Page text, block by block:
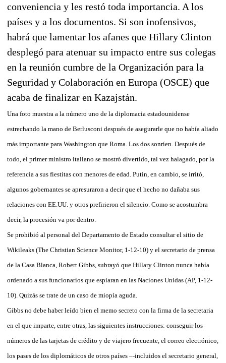
conveniencia y les restó toda importancia. A los
países y a los documentos. Si son inofensivos,
habrá que lamentar los afanes que Hillary Clinton
desplegó para atenuar su impacto entre sus colegas
en la reunión cumbre de la Organización para la
Seguridad y Colaboración en Europa (OSCE) que
acaba de finalizar en Kazajstán.
Una foto muestra a la número uno de la diplomacia estadounidense
estrechando la mano de Berlusconi después de asegurarle que no había aliado
más importante para Washington que Roma. Los dos sonríen. Después de
todo, el primer ministro italiano se mostró divertido, tal vez halagado, por la
referencia a sus fiestitas con menores de edad. Putin, en cambio, se irritó,
algunos gobernantes se apresuraron a decir que el hecho no dañaba sus
relaciones con EE.UU. y otros prefirieron el silencio. Como se acostumbra
decir, la procesión va por dentro.
Se prohibió al personal del Departamento de Estado consultar el sitio de
Wikileaks (The Christian Science Monitor, 1-12-10) y el secretario de prensa
de la Casa Blanca, Robert Gibbs, subrayó que Hillary Clinton nunca había
ordenado a sus funcionarios que espiaran en las Naciones Unidas (AP, 1-12-
10). Quizás se trate de un caso de miopía aguda.
Gibbs no debe haber leído bien el memo secreto con la firma de la secretaria
en el que imparte, entre otras, las siguientes instrucciones: conseguir los
números de las tarjetas de crédito y de viajero frecuente, el correo electrónico,
los pases de los diplomáticos de otros países –-incluidos el secretario general,